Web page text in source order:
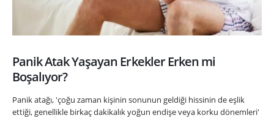
Panik Atak Yaşayan Erkekler Erken mi
Boşalıyor?
Panik atağı, 'çoğu zaman kişinin sonunun geldiği hissinin de eşlik
ettiği, genellikle birkaç dakikalık yoğun endişe veya korku dönemleri'